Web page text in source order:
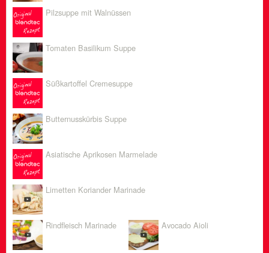
Pilzsuppe mit Walnüssen
Tomaten Basilikum Suppe
Süßkartoffel Cremesuppe
Butternusskürbis Suppe
Asiatische Aprikosen Marmelade
Limetten Koriander Marinade
Rindfleisch Marinade Avocado Aioli